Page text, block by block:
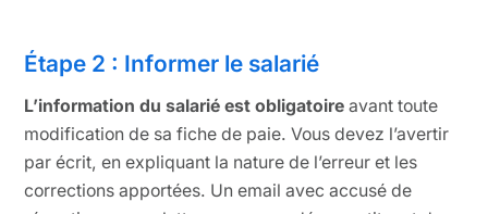
Étape 2 : Informer le salarié
L’information du salarié est obligatoire avant toute
modification de sa fiche de paie. Vous devez l’avertir
par écrit, en expliquant la nature de l’erreur et les
corrections apportées. Un email avec accusé de